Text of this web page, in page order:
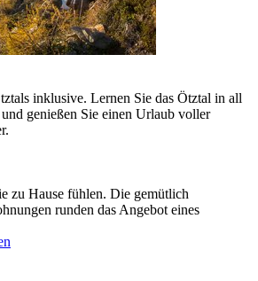
inklusive. Lernen Sie das Ötztal in all
genießen Sie einen Urlaub voller
zu Hause fühlen. Die gemütlich
runden das Angebot eines